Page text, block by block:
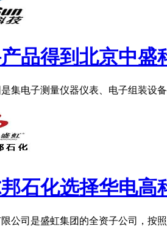
品得到北京中盛
集电子测量仪器仪表、电子组装设
石化选择华电高
公司是盛虹集团的全资子公司，按